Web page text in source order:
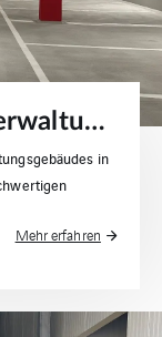
Boden-Neuverlegung Verwaltungsgebäude mit Tiefgarage in Dortmund
in
Mehr erfahren